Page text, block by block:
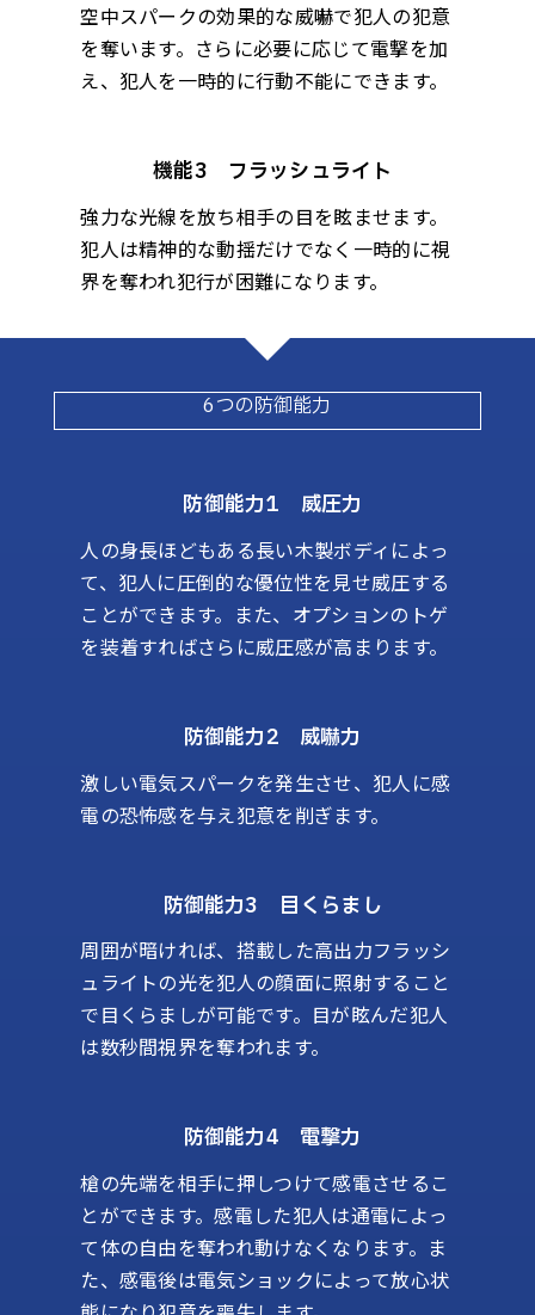
空中スパークの効果的な威嚇で犯人の犯意
を奪います。さらに必要に応じて電撃を加
え、犯人を一時的に行動不能にできます。
機能3 フラッシュライト
強力な光線を放ち相手の目を眩ませます。
犯人は精神的な動揺だけでなく一時的に視
界を奪われ犯行が困難になります。
6つの防御能力
防御能力1 威圧力
人の身長ほどもある長い木製ボディによっ
て、犯人に圧倒的な優位性を見せ威圧する
ことができます。また、オプションのトゲ
を装着すればさらに威圧感が高まります。
防御能力2 威嚇力
激しい電気スパークを発生させ、犯人に感
電の恐怖感を与え犯意を削ぎます。
防御能力3 目くらまし
周囲が暗ければ、搭載した高出力フラッシ
ュライトの光を犯人の顔面に照射すること
で目くらましが可能です。目が眩んだ犯人
は数秒間視界を奪われます。
防御能力4 電撃力
槍の先端を相手に押しつけて感電させるこ
とができます。感電した犯人は通電によっ
て体の自由を奪われ動けなくなります。ま
た、感電後は電気ショックによって放心状